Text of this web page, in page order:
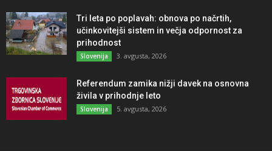
Tri leta po poplavah: obnova po načrtih,
učinkovitejši sistem in večja odpornost za
prihodnost
Slovenija 3. avgusta, 2026
Referendum zamika nižji davek na osnovna
živila v prihodnje leto
Slovenija 5. avgusta, 2026